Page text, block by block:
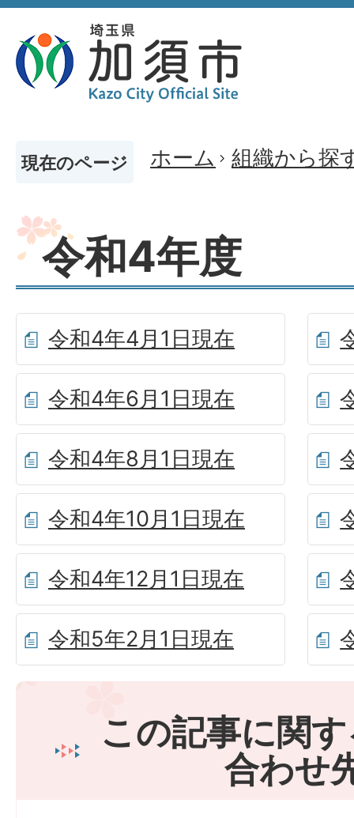
現在のページ ホーム 組織から探
令和4年度
令和4年4月1日現在
令和4年6月1日現在
令和4年8月1日現在
令和4年10月1日現在
令和4年12月1日現在
令和5年2月1日現在
この記事に関
合わせ